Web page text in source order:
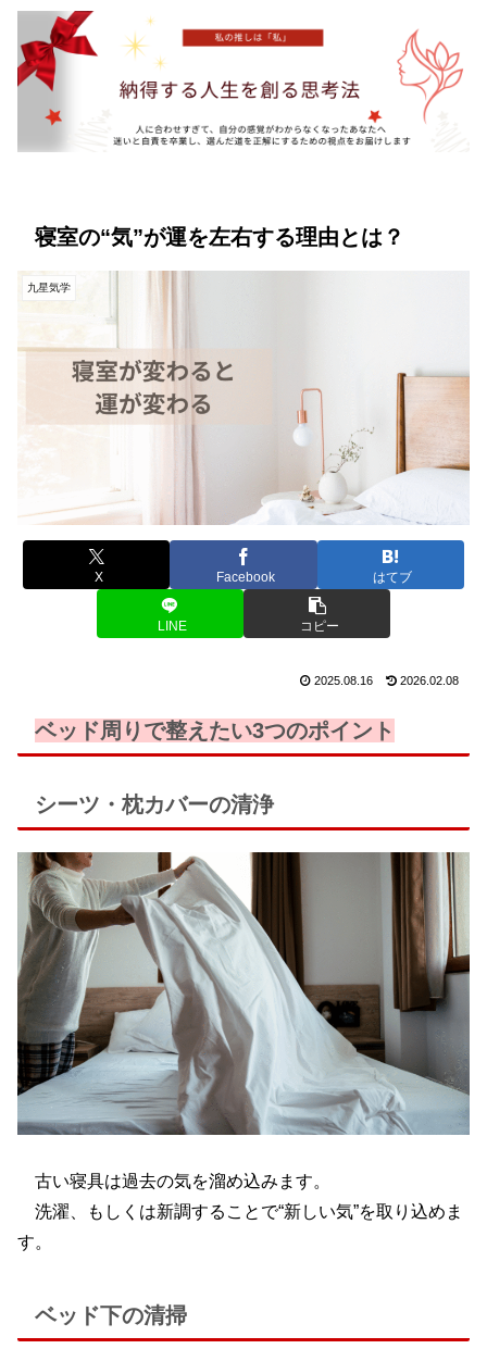
寝室の“気”が運を左右する理由とは？
九星気学
X Facebook はてブ
LINE コピー
2025.08.16 2026.02.08
ベッド周りで整えたい3つのポイント
シーツ・枕カバーの清浄
古い寝具は過去の気を溜め込みます。
洗濯、もしくは新調することで“新しい気”を取り込めま
す。
ベッド下の清掃